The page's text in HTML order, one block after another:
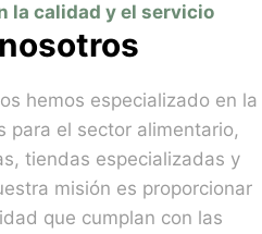
la calidad y el servicio
hemos especializado en la
para el sector alimentario,
tiendas especializadas y
misión es proporcionar
que cumplan con las